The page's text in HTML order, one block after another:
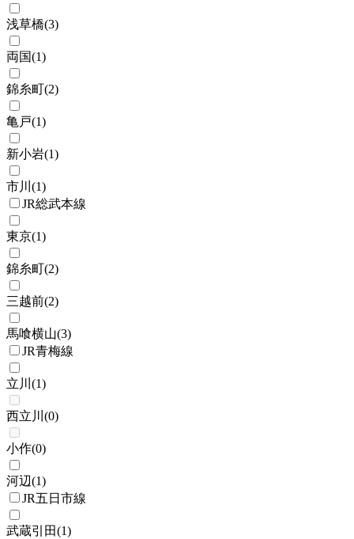
浅草橋(3)
両国(1)
錦糸町(2)
亀戸(1)
新小岩(1)
市川 (1)
JR総武本線
東京(1)
錦糸町(2)
三越前(2)
馬喰横山(3)
JR青梅線
立川 (1)
西立川 (0)
小作(0)
河辺(1)
JR五日市線
武蔵引田(1)